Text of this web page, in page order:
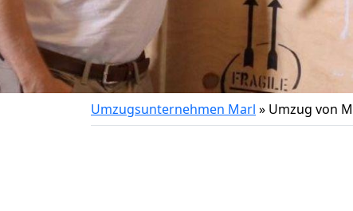
Umzugsunternehmen Marl » Umzug von